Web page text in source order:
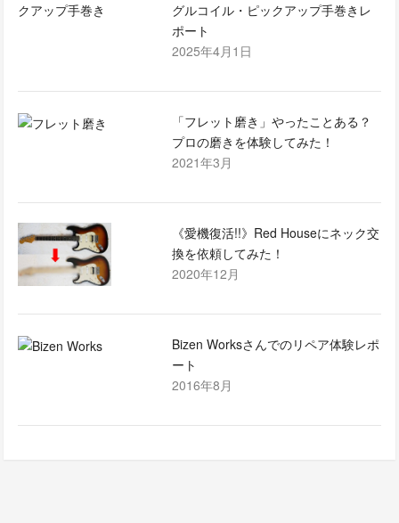
グルコイル・ピックアップ手巻きレ
ポート
2025年4月1日
「フレット磨き」やったことある？
プロの磨きを体験してみた！
2021年3月
《愛機復活!!》Red Houseにネック交
換を依頼してみた！
2020年12月
Bizen Worksさんでのリペア体験レポ
ート
2016年8月